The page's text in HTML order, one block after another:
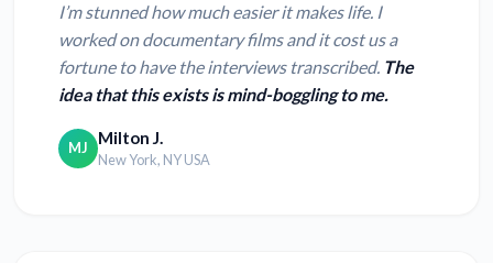
I’m stunned how much easier it makes life. I
worked on documentary films and it cost us a
fortune to have the interviews transcribed. The
idea that this exists is mind-boggling to me.
MJ Milton J.
New York, NY USA